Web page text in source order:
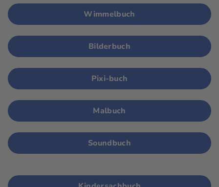
Wimmelbuch
Bilderbuch
Pixi-buch
Malbuch
Soundbuch